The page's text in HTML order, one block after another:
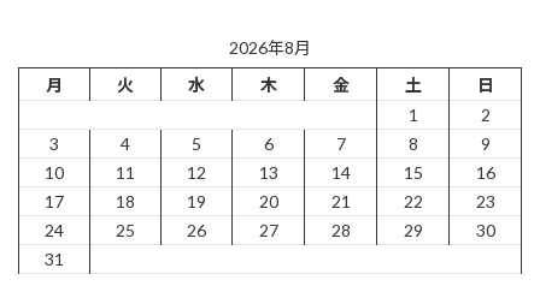
2026年8月
月
火 水 木 金 土
日
1
2
3
4 5 6 7 8
9
10
11 12 13 14 15
16
17
18 19 20 21 22
23
24
25 26 27 28 29
30
31